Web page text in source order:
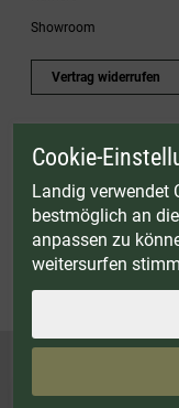
Showroom
Vertrag widerrufen
* Gültig bis einschließlich
Zubehörartikel. Nicht
© Landig 1982-2026 (44
Alle Preise inkl. gesetzl.
Weitere Marken oder Shops
DRY AGER - Reifeschränke|
Cookie-
Landig verwendet
bestmöglich an
anpassen zu
weitersurfen